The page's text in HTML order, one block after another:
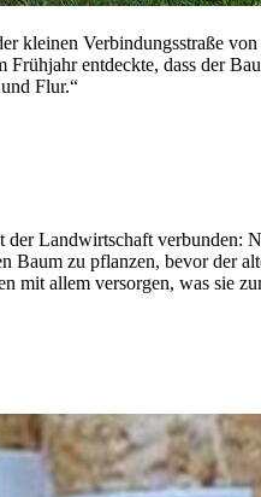
kleinen Verbindungsstraße
entdeckte, dass der
Flur.“
Landwirtschaft verbunden:
Baum zu pflanzen, bevor der
mit allem versorgen, was sie